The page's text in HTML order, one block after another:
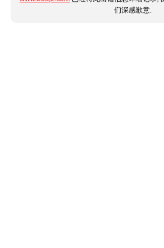
们深感歉意.